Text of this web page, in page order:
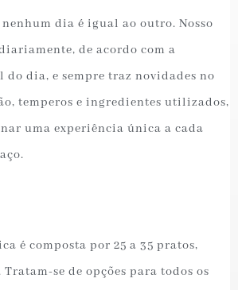
dia é igual ao outro. Nosso
de acordo com a
dia, e sempre traz novidades no
temperos e ingredientes utilizados,
uma experiência única a cada
é composta por 25 a 35 pratos,
se de opções para todos os